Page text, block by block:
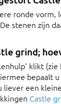
ronde
stenen zijn
grind;
klikt
bepaalt
een
Castle